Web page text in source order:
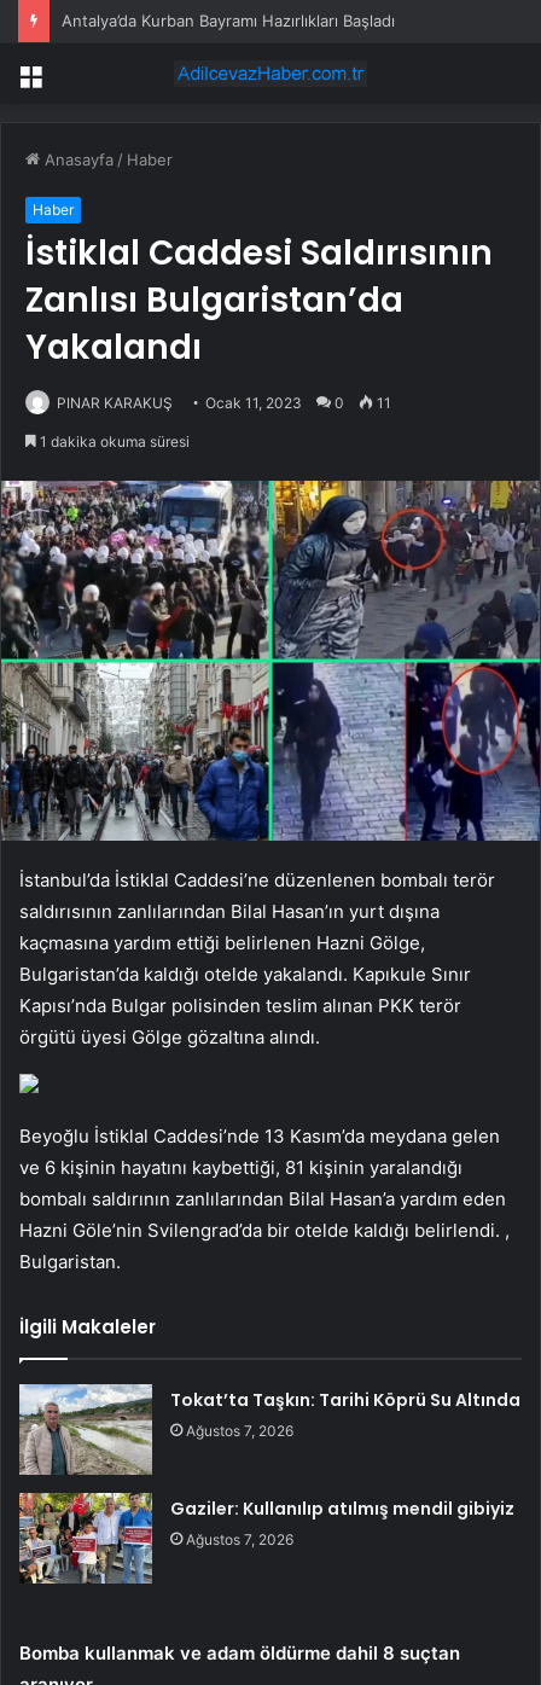
Antalya’da Kurban Bayramı Hazırlıkları Başladı
Menü
Anasayfa / Haber
Haber
İstiklal Caddesi Saldırısının
Zanlısı Bulgaristan’da
Yakalandı
PINAR KARAKUŞ Ocak 11, 2023 0 11
1 dakika okuma süresi
İstanbul’da İstiklal Caddesi’ne düzenlenen bombalı terör
saldırısının zanlılarından Bilal Hasan’ın yurt dışına
kaçmasına yardım ettiği belirlenen Hazni Gölge,
Bulgaristan’da kaldığı otelde yakalandı. Kapıkule Sınır
Kapısı’nda Bulgar polisinden teslim alınan PKK terör
örgütü üyesi Gölge gözaltına alındı.
Beyoğlu İstiklal Caddesi’nde 13 Kasım’da meydana gelen
ve 6 kişinin hayatını kaybettiği, 81 kişinin yaralandığı
bombalı saldırının zanlılarından Bilal Hasan’a yardım eden
Hazni Göle’nin Svilengrad’da bir otelde kaldığı belirlendi. ,
Bulgaristan.
İlgili Makaleler
Tokat’ta Taşkın: Tarihi Köprü Su Altında
Ağustos 7, 2026
Gaziler: Kullanılıp atılmış mendil gibiyiz
Ağustos 7, 2026
Bomba kullanmak ve adam öldürme dahil 8 suçtan